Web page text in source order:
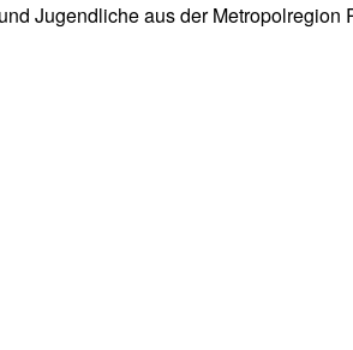
Jugendliche aus der Metropolregion